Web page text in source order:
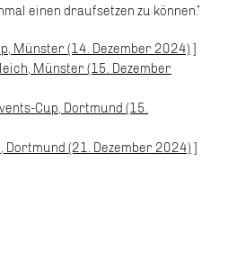
einen draufsetzen zu können.“
Münster (14. Dezember 2024) ]
Münster (15. Dezember
Cup, Dortmund (15.
Dortmund (21. Dezember 2024) ]